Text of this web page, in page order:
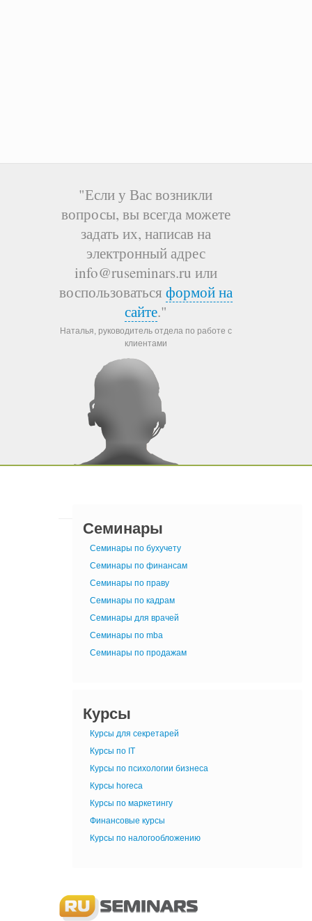
"Если у Вас возникли
вопросы, вы всегда можете
задать их, написав на
электронный адрес
info@ruseminars.ru или
воспользоваться формой на
сайте."
Наталья, руководитель отдела по работе с
клиентами
Семинары
Семинары по бухучету
Семинары по финансам
Семинары по праву
Семинары по кадрам
Семинары для врачей
Семинары по mba
Семинары по продажам
Курсы
Курсы для секретарей
Курсы по IT
Курсы по психологии бизнеса
Курсы horeca
Курсы по маркетингу
Финансовые курсы
Курсы по налогообложению